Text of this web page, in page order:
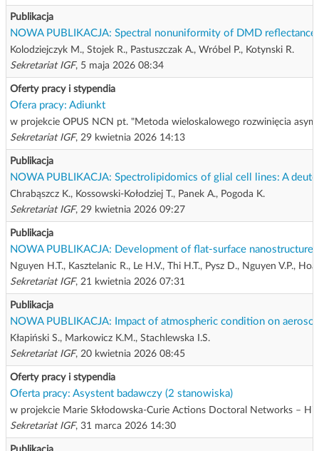
Publikacja
NOWA PUBLIKACJA: Spectral nonuniformity of DMD
Kolodziejczyk M., Stojek R., Pastuszczak A., Wróbel P., Kotynski R.
Sekretariat IGF, 5 maja 2026 08:34
Oferty pracy i stypendia
Ofera pracy: Adiunkt
w projekcie OPUS NCN pt. "Metoda wieloskalowego rozwinięcia
Sekretariat IGF, 29 kwietnia 2026 14:13
Publikacja
NOWA PUBLIKACJA: Spectrolipidomics of glial cell lines: A
Chrabąszcz K., Kossowski-Kołodziej T., Panek A., Pogoda K.
Sekretariat IGF, 29 kwietnia 2026 09:27
Publikacja
NOWA PUBLIKACJA: Development of flat-surface
Nguyen H.T., Kasztelanic R., Le H.V., Thi H.T., Pysz D., Nguyen V.P.,
Sekretariat IGF, 21 kwietnia 2026 07:31
Publikacja
NOWA PUBLIKACJA: Impact of atmospheric condition on
Kłapiński S., Markowicz K.M., Stachlewska I.S.
Sekretariat IGF, 20 kwietnia 2026 08:45
Oferty pracy i stypendia
Oferta pracy: Asystent badawczy (2 stanowiska)
w projekcie Marie Skłodowska-Curie Actions Doctoral Networks –
Sekretariat IGF, 31 marca 2026 14:30